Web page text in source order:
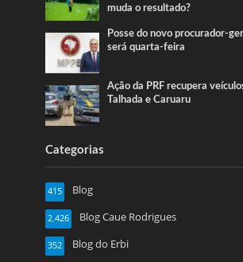
muda o resultado?
Posse do novo procurador-
será quarta-feira
Ação da PRF recupera
Talhada e Caruaru
Categorias
Blog
415
Blog Caue Rodrigues
2.426
Blog do Erbi
352